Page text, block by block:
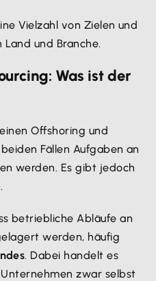
Vielzahl von Zielen und
und Branche.
Was ist der
Offshoring und
Fällen Aufgaben an
werden. Es gibt jedoch
betriebliche Abläufe an
werden, häufig
. Dabei handelt es
zwar selbst